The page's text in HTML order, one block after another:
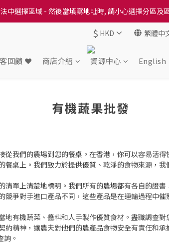
中選擇區域 - 然後當填寫地址時, 請小心選擇分區及
中選擇區域 - 然後當填寫地址時, 請小心選擇分區及
培育田香雞、金棠雞、粵皇鷄及平原雞等，想食靚雞就
中選擇區域 - 然後當填寫地址時, 請小心選擇分區及
$ HKD 繁體中
回饋 ❤️ 商店介紹 資源中心 English
有機蔬果批發
我們的農場到您的餐桌。在香港，你可以容易活
桌上。我們致力於提供優質、乾淨的食物來源，
單上清楚地標明。我們所有的農場都有各自的證
爭對手進口產品不同，這些產品是在運輸過程中
有機蔬菜、醬料和人手製作優質食材。盡職調查
約精神，讓農夫對他們的農產品食物安全有責任
。